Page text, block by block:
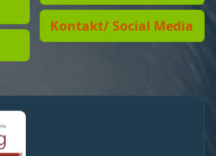
Kontakt/ Social Media